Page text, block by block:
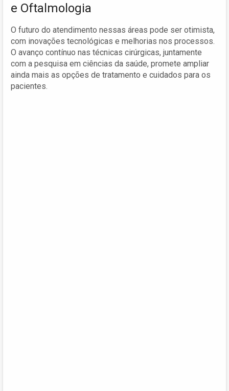
e Oftalmologia
O futuro do atendimento nessas áreas pode ser otimista,
com inovações tecnológicas e melhorias nos processos.
O avanço contínuo nas técnicas cirúrgicas, juntamente
com a pesquisa em ciências da saúde, promete ampliar
ainda mais as opções de tratamento e cuidados para os
pacientes.